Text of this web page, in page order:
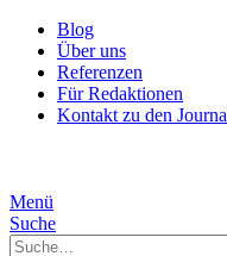
Blog
Über uns
Referenzen
Für Redaktionen
Kontakt zu den
Menü
Suche
Suche